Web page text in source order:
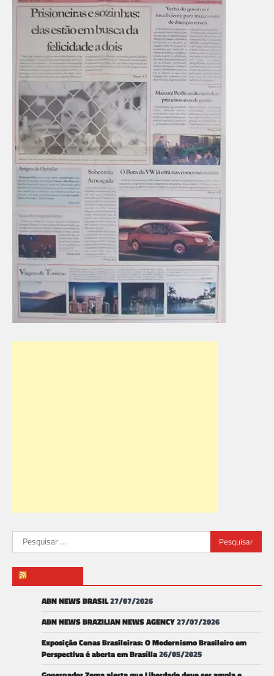
Pesquisar
por:
ABN NEWS BRASIL27/07/2026
ABN NEWS BRAZILIAN NEWS AGENCY27/07/2026
Exposição Cenas Brasileiras: O Modernismo Brasileiro em
Perspectiva é aberta em Brasília26/05/2025